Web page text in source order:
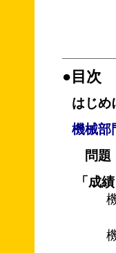
●目次
はじめ
機械部
問題
「成
機
機